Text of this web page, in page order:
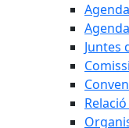
Juntes